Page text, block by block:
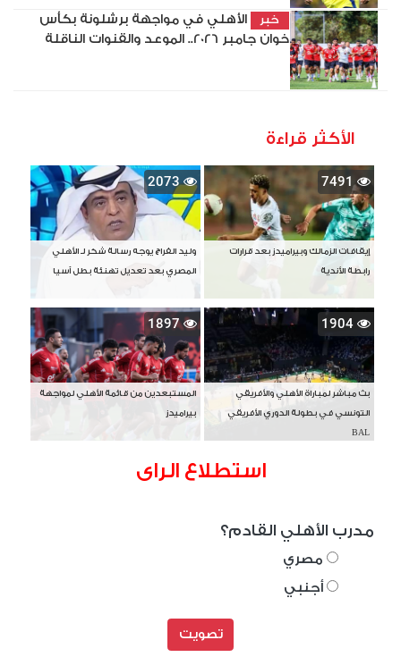
خبر
الأهلي في مواجهة برشلونة بكأس
خوان جامبر 2026.. الموعد والقنوات الناقلة
الأكثر قراءة
7491
إيقافات الزمالك وبيراميدز بعد قرارات
رابطة الأندية
2073
وليد الفراج يوجه رسالة شكر لـ الأهلي
المصري بعد تعديل تهنئة بطل آسيا
1904
بث مباشر لمباراة الأهلي والأفريقي
التونسي في بطولة الدوري الأفريقي
BAL
1897
المستبعدين من قائمة الأهلي لمواجهة
بيراميدز
استطلاع الراى
مدرب الأهلي القادم؟
مصري
أجنبي
تصويت